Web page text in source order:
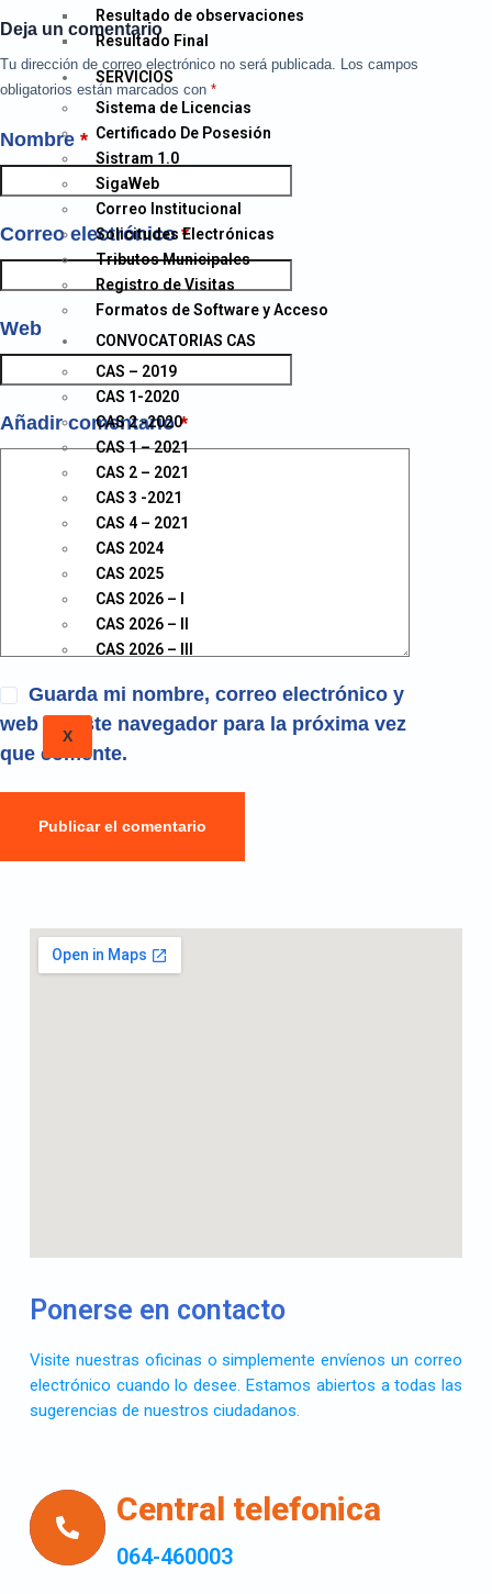
Resultado de observaciones
Resultado Final
SERVICIOS
Sistema de Licencias
Certificado De Posesión
Sistram 1.0
SigaWeb
Correo Institucional
Solicitudes Electrónicas
Tributos Municipales
Registro de Visitas
Formatos de Software y Acceso
CONVOCATORIAS CAS
CAS – 2019
CAS 1-2020
CAS 2 -2020
CAS 1 – 2021
CAS 2 – 2021
CAS 3 -2021
CAS 4 – 2021
CAS 2024
CAS 2025
CAS 2026 – I
CAS 2026 – II
CAS 2026 – III
X
Deja un comentario
Tu dirección de correo electrónico no será publicada. Los campos
obligatorios están marcados con *
Nombre *
Correo electrónico*
Web
Añadir comentario*
Guarda mi nombre, correo electrónico y
web en este navegador para la próxima vez
que comente.
Publicar el comentario
Ponerse en contacto
Visite nuestras oficinas o simplemente envíenos un correo
electrónico cuando lo desee. Estamos abiertos a todas las
sugerencias de nuestros ciudadanos.
Central telefonica
064-460003